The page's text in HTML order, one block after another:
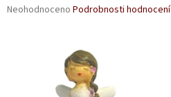
Průměrné
Neohodnoceno Podrobnosti hodnocení